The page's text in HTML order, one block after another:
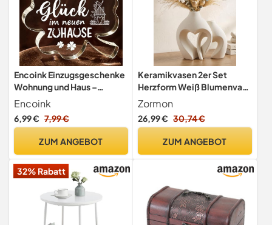
Encoink Einzugsgeschenke
Wohnung und Haus –
Glücksklee Acryl Deko
Encoink
6,99 € 7,99 €
ZUM ANGEBOT
Keramikvasen 2er Set
Herzform Weiß Blumenvase
Moderne Tischdeko Boho
Zormon
Nur noch: 15Std
ZUM ANGEBOT
32% Rabatt